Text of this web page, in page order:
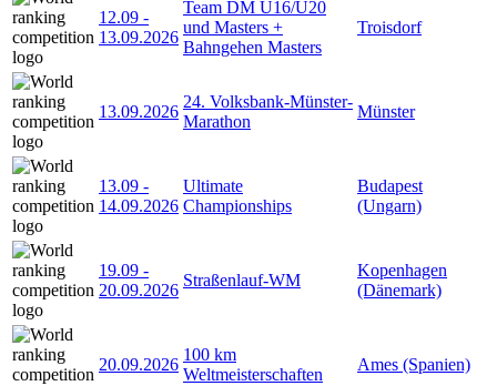
12.09 -
13.09.2026
Team DM U16/U20
und Masters +
Bahngehen Masters
Troisdorf
13.09.2026
24. Volksbank-Münster-
Marathon
Münster
13.09 -
14.09.2026
Ultimate
Championships
Budapest
(Ungarn)
19.09 -
20.09.2026
Straßenlauf-WM
Kopenhagen
(Dänemark)
20.09.2026
100 km
Weltmeisterschaften
Ames (Spanien)